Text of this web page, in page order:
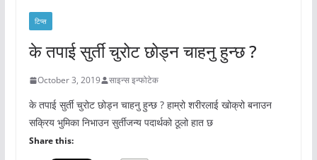
टिप्स
के तपाई सुर्ती चुरोट छोड्न चाहनु हुन्छ ?
October 3, 2019 साइन्स इन्फोटेक
के तपाई सुर्ती चुरोट छोड्न चाहनु हुन्छ ? हाम्रो शरीरलाई खोक्रो बनाउन
सक्रिय भुमिका निभाउन सुर्तीजन्य पदार्थको ठूलो हात छ
Share this: